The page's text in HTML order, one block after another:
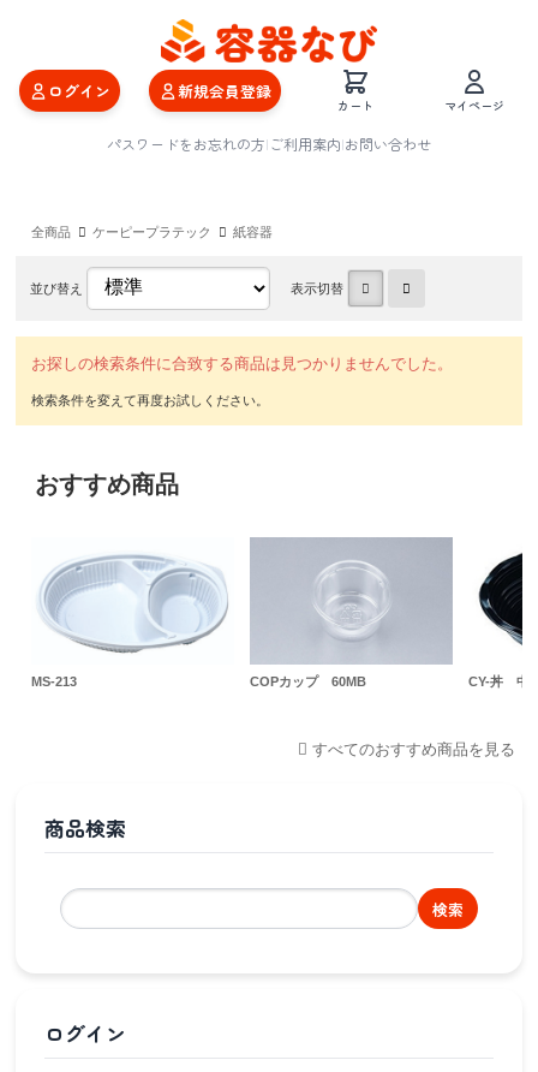
ログイン 新規会員登録
カート マイページ
パスワードをお忘れの方|ご利用案内|お問い合わせ
全商品 ケーピープラテック 紙容器
並び替え 表示切替
お探しの検索条件に合致する商品は見つかりませんでした。
おすすめ商品
MS-213 COPカップ 60MB CY-丼 中
すべてのおすすめ商品を見る
商品検索
検索
ログイン